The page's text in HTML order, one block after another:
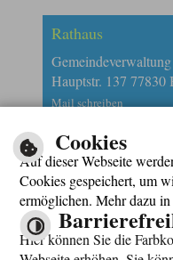
Rathaus
Gemeindeverwaltung
Hauptstr. 137 77830
Mail schreiben
Impressum
Cookies
Auf dieser Webseite
Cookies gespeichert, um
ermöglichen. Mehr dazu
Hier können Sie die